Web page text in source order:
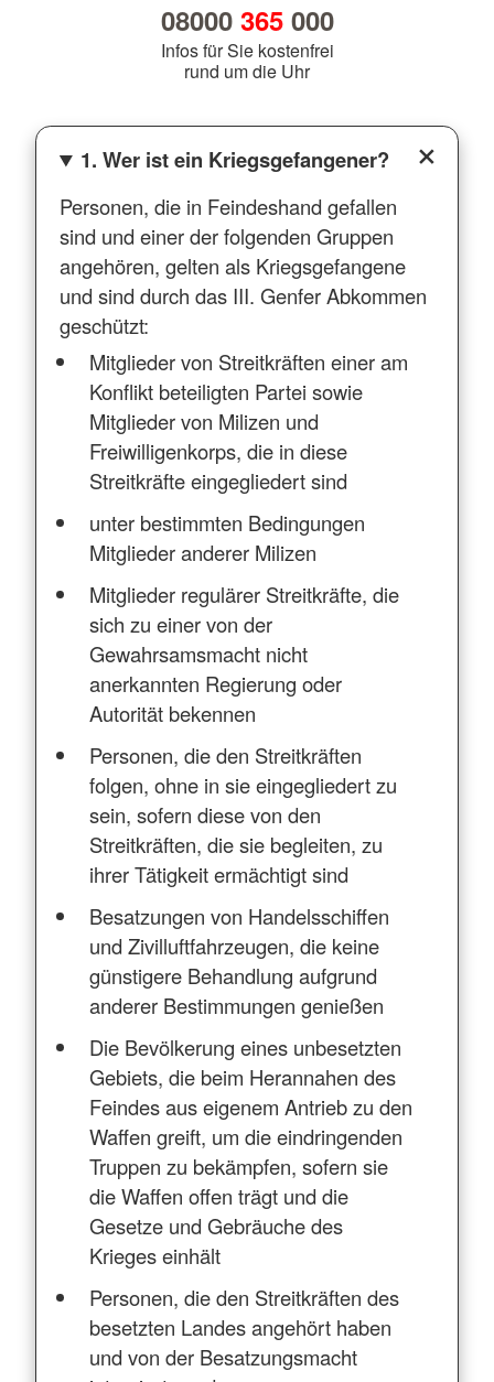
08000 365000
Infos für Sie kostenfrei
rund um die Uhr
1. Wer ist ein Kriegsgefangener?
Personen, die in Feindeshand gefallen
sind und einer der folgenden Gruppen
angehören, gelten als Kriegsgefangene
und sind durch das III. Genfer Abkommen
geschützt:
Mitglieder von Streitkräften einer am
Konflikt beteiligten Partei sowie
Mitglieder von Milizen und
Freiwilligenkorps, die in diese
Streitkräfte eingegliedert sind
unter bestimmten Bedingungen
Mitglieder anderer Milizen
Mitglieder regulärer Streitkräfte, die
sich zu einer von der
Gewahrsamsmacht nicht
anerkannten Regierung oder
Autorität bekennen
Personen, die den Streitkräften
folgen, ohne in sie eingegliedert zu
sein, sofern diese von den
Streitkräften, die sie begleiten, zu
ihrer Tätigkeit ermächtigt sind
Besatzungen von Handelsschiffen
und Zivilluftfahrzeugen, die keine
günstigere Behandlung aufgrund
anderer Bestimmungen genießen
Die Bevölkerung eines unbesetzten
Gebiets, die beim Herannahen des
Feindes aus eigenem Antrieb zu den
Waffen greift, um die eindringenden
Truppen zu bekämpfen, sofern sie
die Waffen offen trägt und die
Gesetze und Gebräuche des
Krieges einhält
Personen, die den Streitkräften des
besetzten Landes angehört haben
und von der Besatzungsmacht